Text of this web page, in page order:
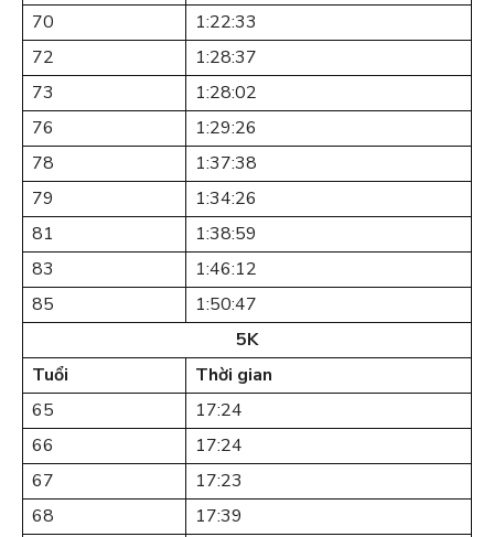
70
1:22:33
72
1:28:37
73
1:28:02
76
1:29:26
78
1:37:38
79
1:34:26
81
1:38:59
83
1:46:12
85
1:50:47
5K
Tuổi
Thời gian
65
17:24
66
17:24
67
17:23
68
17:39